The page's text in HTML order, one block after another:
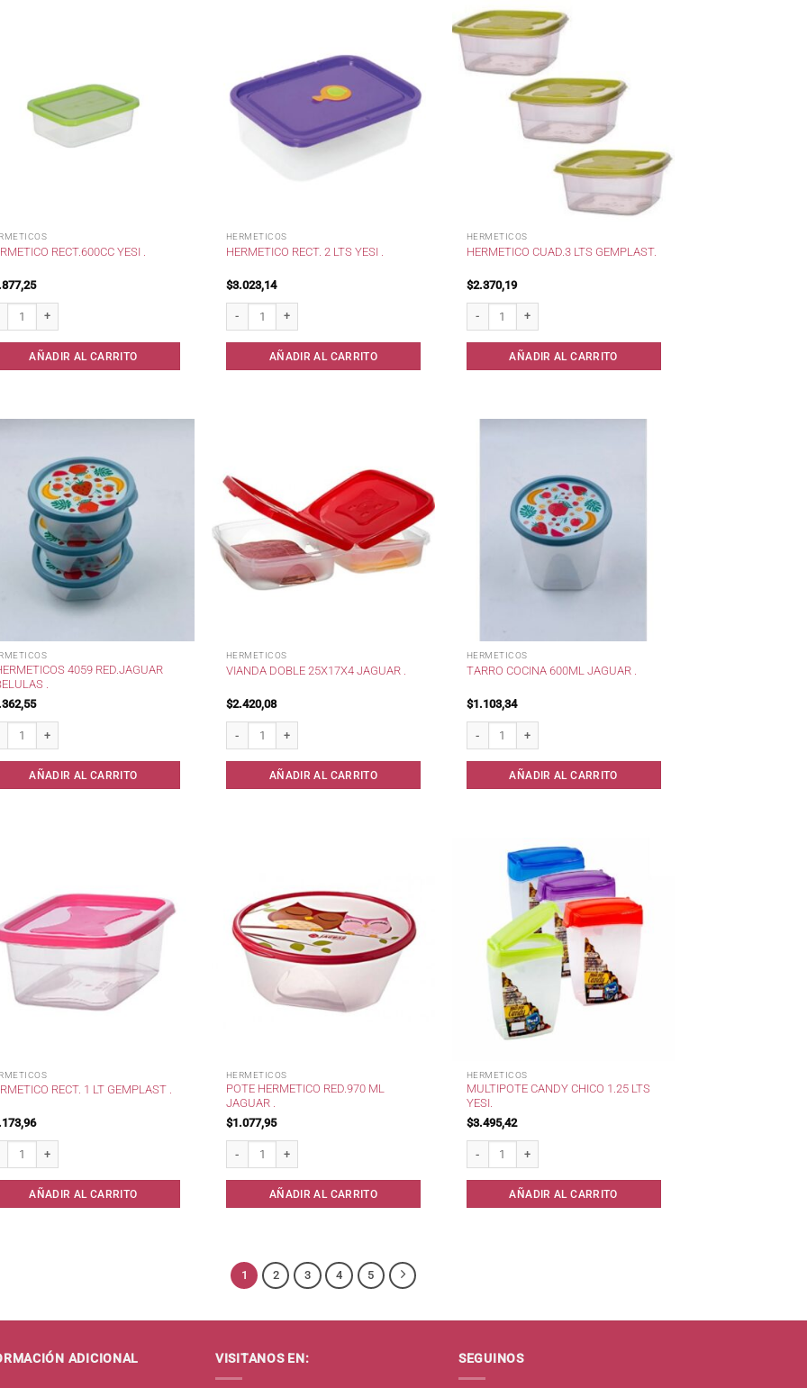
RECT.600CC YESI .
AÑADIR AL CARRITO
HERMETICOS
HERMETICO RECT. 2 LTS YESI .
$3.023,14
AÑADIR AL CARRITO
HERMETICOS
HERMETICO CUAD.3 LTS GEMPLAST.
$2.370,19
AÑADIR AL CARRITO
4059 RED.JAGUAR
.
4059 Red.Jaguar Libelulas . cantidad
AÑADIR AL CARRITO
HERMETICOS
VIANDA DOBLE 25X17X4 JAGUAR .
$2.420,08
Vianda Doble 25x17x4 Jaguar . cantidad
AÑADIR AL CARRITO
HERMETICOS
TARRO COCINA 600ML JAGUAR .
$1.103,34
Tarro Cocina 600ml Jaguar . cantidad
AÑADIR AL CARRITO
RECT. 1 LT GEMPLAST .
Rect. 1 lt Gemplast . cantidad
AÑADIR AL CARRITO
HERMETICOS
POTE HERMETICO RED.970 ML
JAGUAR .
$1.077,95
Pote Hermetico Red.970 ml Jaguar . cantidad
AÑADIR AL CARRITO
HERMETICOS
MULTIPOTE CANDY CHICO 1.25 LTS
YESI.
$3.495,42
MultiPote Candy Chico 1.25 lts Yesi. cantidad
AÑADIR AL CARRITO
1 2 3 4 5
ADICIONAL VISITANOS EN: SEGUINOS